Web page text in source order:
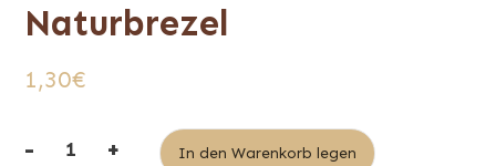
Naturbrezel
1,30€
- + In den Warenkorb legen